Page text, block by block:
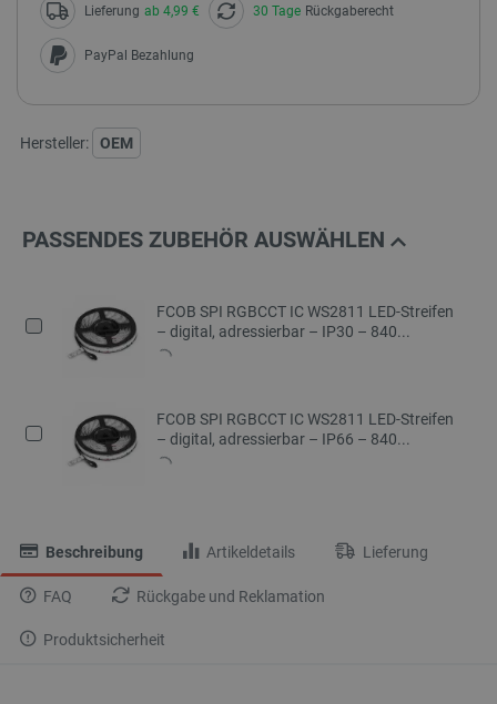
Lieferung ab 4,99 € 30 Tage Rückgaberecht
PayPal Bezahlung
Hersteller: OEM
PASSENDES ZUBEHÖR AUSWÄHLEN
FCOB SPI RGBCCT IC WS2811 LED-Streifen
– digital, adressierbar – IP30 – 840...
FCOB SPI RGBCCT IC WS2811 LED-Streifen
– digital, adressierbar – IP66 – 840...
Beschreibung Artikeldetails Lieferung
FAQ Rückgabe und Reklamation
Produktsicherheit